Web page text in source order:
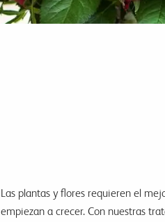
Las plantas y flores requieren el
empiezan a crecer. Con nuestras